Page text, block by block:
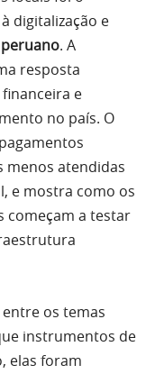
digitalização e
. A
resposta
e
no país. O
menos atendidas
e mostra como os
começam a testar
os temas
instrumentos de
elas foram